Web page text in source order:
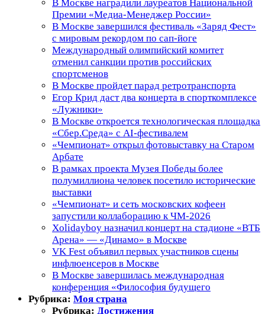
В Москве наградили лауреатов Национальной
Премии «Медиа-Менеджер России»
В Москве завершился фестиваль «Заряд Фест»
с мировым рекордом по сап-йоге
Международный олимпийский комитет
отменил санкции против российских
спортсменов
В Москве пройдет парад ретротранспорта
Егор Крид даст два концерта в спорткомплексе
«Лужники»
В Москве откроется технологическая площадка
«Сбер.Среда» с AI-фестивалем
«Чемпионат» открыл фотовыставку на Старом
Арбате
В рамках проекта Музея Победы более
полумиллиона человек посетило исторические
выставки
«Чемпионат» и сеть московских кофеен
запустили коллаборацию к ЧМ-2026
Xolidayboy назначил концерт на стадионе «ВТБ
Арена» — «Динамо» в Москве
VK Fest объявил первых участников сцены
инфлюенсеров в Москве
В Москве завершилась международная
конференция «Философия будущего
Рубрика: Моя страна
Рубрика: Достижения